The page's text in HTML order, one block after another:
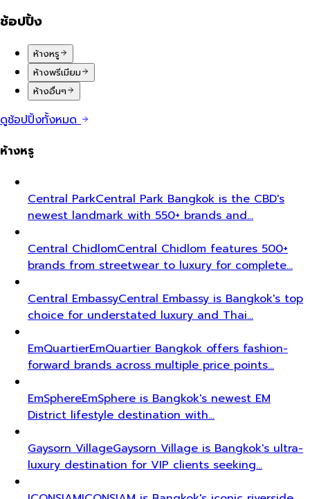
ช้อปปิ้ง
ห้างหรู
ห้างพรีเมียม
ห้างอื่นๆ
ดูช้อปปิ้งทั้งหมด
ห้างหรู
Central ParkCentral Park Bangkok is the CBD's
newest landmark with 550+ brands and…
Central ChidlomCentral Chidlom features 500+
brands from streetwear to luxury for complete…
Central EmbassyCentral Embassy is Bangkok's top
choice for understated luxury and Thai…
EmQuartierEmQuartier Bangkok offers fashion-
forward brands across multiple price points…
EmSphereEmSphere is Bangkok's newest EM
District lifestyle destination with…
Gaysorn VillageGaysorn Village is Bangkok's ultra-
luxury destination for VIP clients seeking…